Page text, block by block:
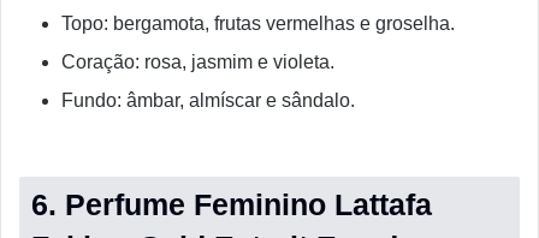
Topo: bergamota, frutas vermelhas e groselha.
Coração: rosa, jasmim e violeta.
Fundo: âmbar, almíscar e sândalo.
6. Perfume Feminino Lattafa